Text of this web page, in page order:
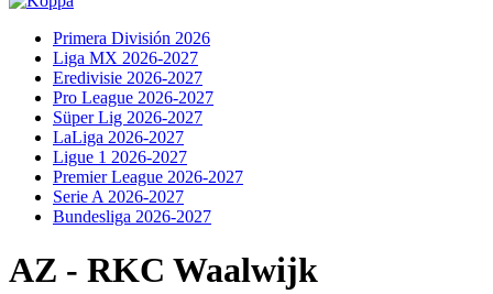
Primera División 2026
Liga MX 2026-2027
Eredivisie 2026-2027
Pro League 2026-2027
Süper Lig 2026-2027
LaLiga 2026-2027
Ligue 1 2026-2027
Premier League 2026-2027
Serie A 2026-2027
Bundesliga 2026-2027
AZ - RKC Waalwijk